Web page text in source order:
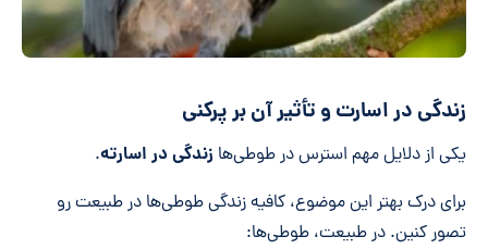
زندگی در اسارت و تأثیر آن بر پرکنی
یکی از دلایل مهم استرس در طوطی‌ها زندگی در اسارته.
برای درک بهتر این موضوع، کافیه زندگی طوطی‌ها در طبیعت رو
تصور کنین. در طبیعت، طوطی‌ها: